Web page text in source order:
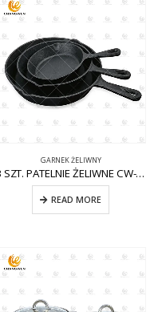
GARNEK ŻELIWNY
3 SZT. PATELNIE ŻELIWNE CW-CI005
READ MORE